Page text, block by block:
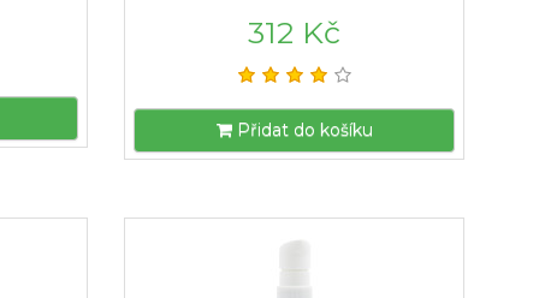
312 Kč
Přidat do košíku